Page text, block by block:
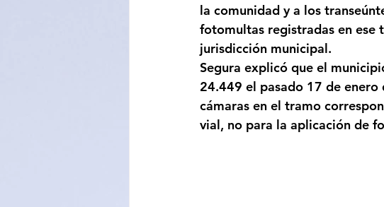
Categoría sin título Calilegua
la comunidad y a los
fotomultas registradas en ese
jurisdicción municipal.
Segura explicó que el
24.449 el pasado 17 de
cámaras en el tramo
vial, no para la aplicación de